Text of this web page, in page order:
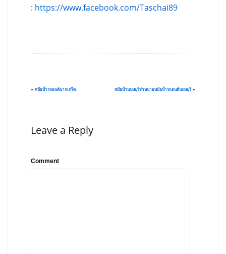
: https://www.facebook.com/Taschai89
« หม้อน้ำรถยนต์ปากเกร็ด หม้อน้ำนนทบุรีจำหน่ายหม้อน้ำรถยนต์นนทบุรี»
Leave a Reply
Comment